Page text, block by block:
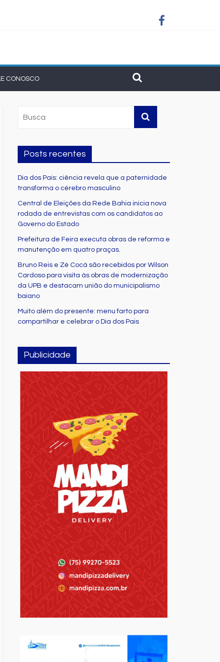
união do municipalismo baiano
CONOSCO
Posts recentes
Dia dos Pais: ciência revela que a paternidade
transforma o cérebro masculino
Central de Eleições da Rede Bahia inicia nova
rodada de entrevistas com os candidatos ao
Governo do Estado
Prefeitura de Feira executa obras de reforma e
manutenção em quatro praças.
Bruno Reis e Zé Cocá são recebidos por Wilson
Cardoso para visita às obras de modernização
da UPB e destacam união do municipalismo
baiano
Muito além do presente: menu farto para
compartilhar e celebrar o Dia dos Pais
Publicidade